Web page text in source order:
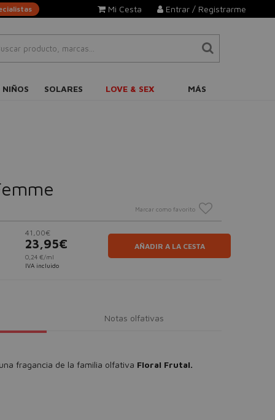
Entrar / Registrarme
Mi Cesta
NIÑOS SOLARES LOVE & SEX MÁS
Marcar como favorito
41,00€
23,95€
0,24 €/ml
IVA incluido
AÑADIR A LA CESTA
Notas olfativas
fragancia de la familia olfativa Floral Frutal.